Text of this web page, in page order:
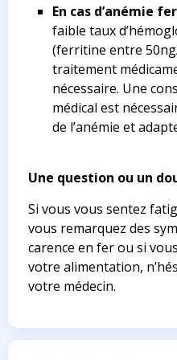
En cas d’anémie
faible taux
(ferritine entre
traitement
nécessaire. Une
médical est
de l’anémie et
Une question ou un
Si vous vous sentez
vous remarquez des
carence en fer ou si
votre alimentation,
votre médecin.